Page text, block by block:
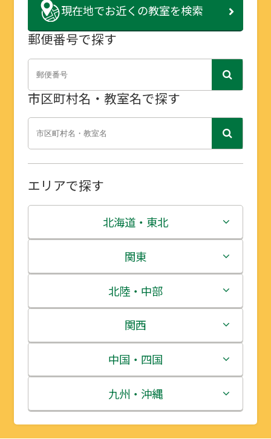
現在地でお近くの教室を検索
郵便番号で探す
市区町村名・教室名で探す
エリアで探す
北海道・東北
北海道
青森県
岩手県
宮城県
秋田県
山形県
関東
茨城県
栃木県
群馬県
埼玉県
千葉県
北陸・中部
新潟県
富山県
石川県
福井県
関西
三重県
滋賀県
京都府
中国・四国
鳥取県
島根県
九州・沖縄
福岡県